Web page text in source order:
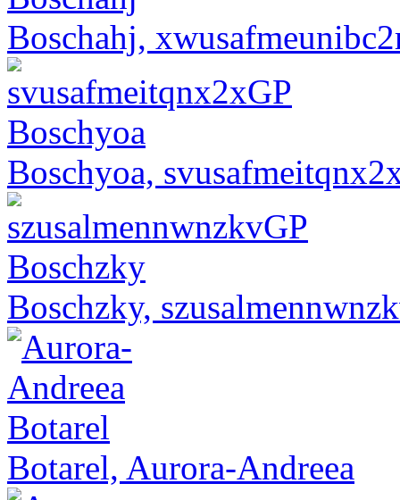
Boschahj,
Boschyoa,
Boschzky,
Botarel, Aurora-Andreea